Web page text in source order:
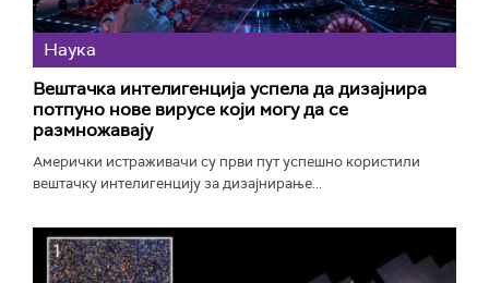
Наука
Вештачка интелигенција успела да дизајнира
потпуно нове вирусе који могу да се
размножавају
Амерички истраживачи су први пут успешно користили
вештачку интелигенцију за дизајнирање...